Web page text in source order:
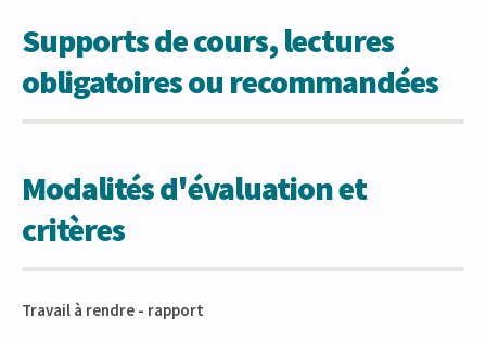
Supports de cours, lectures
obligatoires ou recommandées
Modalités d'évaluation et
critères
Travail à rendre - rapport